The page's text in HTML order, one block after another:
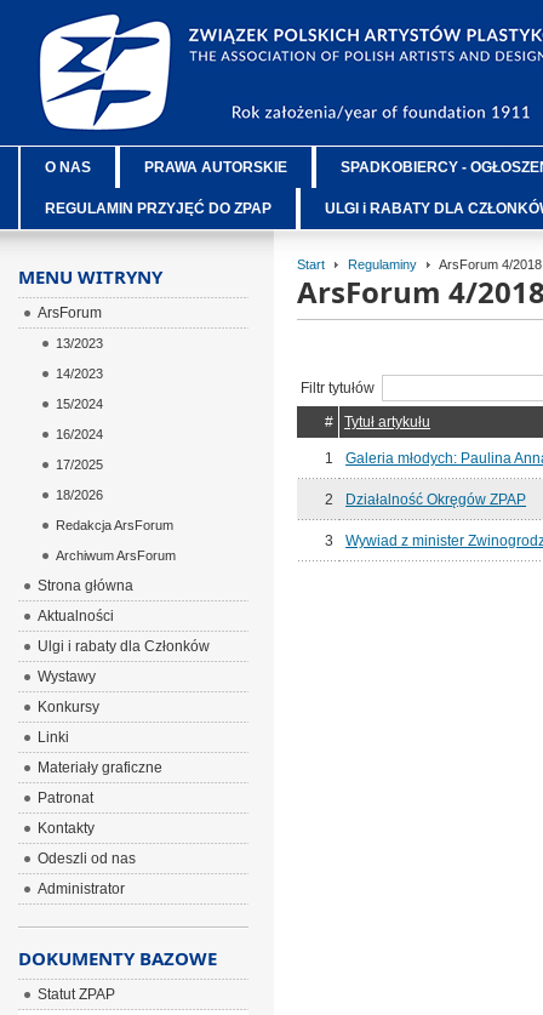
O NAS PRAWA AUTORSKIE SPADKOBIERCY -
REGULAMIN PRZYJĘĆ DO ZPAP ULGI i RABATY DLA
Start Regulaminy ArsForum 4/2018
ArsForum 4/
Filtr tytułów
#
Tytuł artykułu
1 Galeria młodych: Paulina
2 Działalność Okręgów ZPAP
3 Wywiad z minister
MENU WITRYNY
ArsForum
13/2023
14/2023
15/2024
16/2024
17/2025
18/2026
Redakcja ArsForum
Archiwum ArsForum
Strona główna
Aktualności
Ulgi i rabaty dla Członków
Wystawy
Konkursy
Linki
Materiały graficzne
Patronat
Kontakty
Odeszli od nas
Administrator
DOKUMENTY BAZOWE
Statut ZPAP